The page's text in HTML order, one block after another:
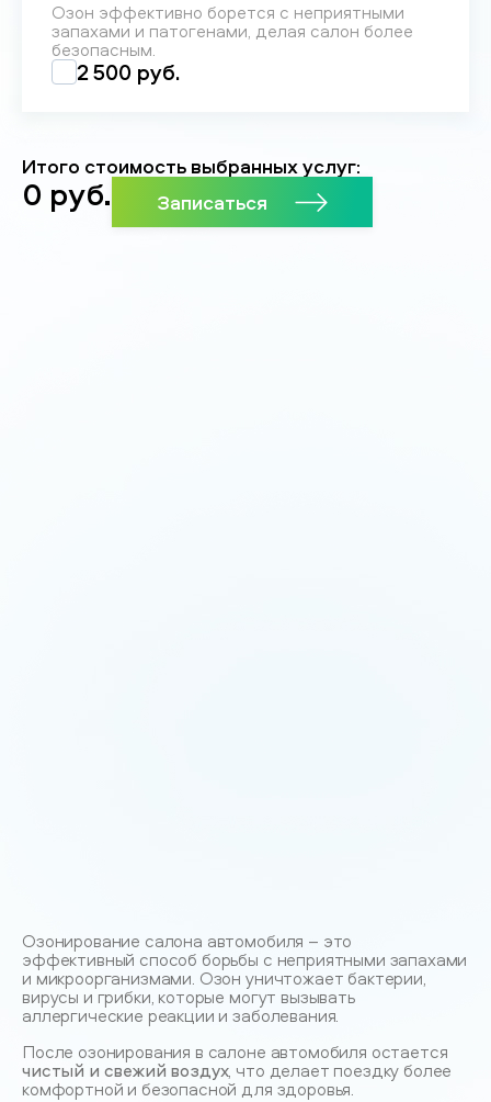
Озон эффективно борется с неприятными
запахами и патогенами, делая салон более
безопасным.
2 500 руб.
Итого стоимость выбранных услуг:
0 руб. Записаться
Озонирование салона автомобиля – это
эффективный способ борьбы с неприятными запахами
и микроорганизмами. Озон уничтожает бактерии,
вирусы и грибки, которые могут вызывать
аллергические реакции и заболевания.
После озонирования в салоне автомобиля остается
чистый и свежий воздух, что делает поездку более
комфортной и безопасной для здоровья.